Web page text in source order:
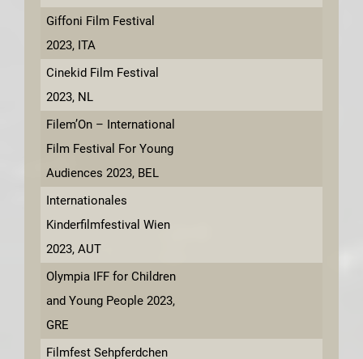
Giffoni Film Festival
2023, ITA
Cinekid Film Festival
2023, NL
Filem’On – International
Film Festival For Young
Audiences 2023, BEL
Internationales
Kinderfilmfestival Wien
2023, AUT
Olympia IFF for Children
and Young People 2023,
GRE
Filmfest Sehpferdchen